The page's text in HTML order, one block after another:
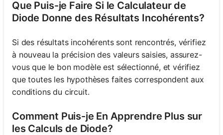
Que Puis-je Faire Si le Calculateur de
Diode Donne des Résultats Incohérents?
Si des résultats incohérents sont rencontrés, vérifiez
à nouveau la précision des valeurs saisies, assurez-
vous que le bon modèle est sélectionné, et vérifiez
que toutes les hypothèses faites correspondent aux
conditions du circuit.
Comment Puis-je En Apprendre Plus sur
les Calculs de Diode?